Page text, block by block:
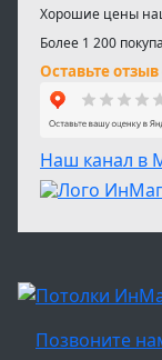
Хорошие цены
Более 1 200
Оставьте отзыв
Наш канал в
Позвоните